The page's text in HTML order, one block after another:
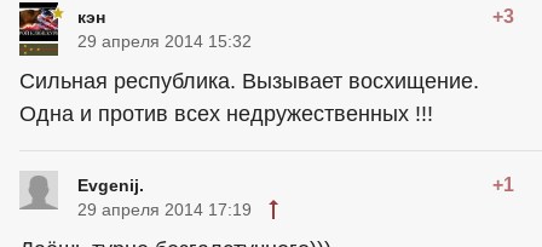
кэн +3
29 апреля 2014 15:32
Сильная республика. Вызывает восхищение.
Одна и против всех недружественных !!!
Evgenij. +1
29 апреля 2014 17:19